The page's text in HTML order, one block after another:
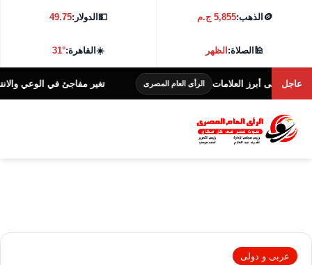
🪙 الذهب:5,855 ج.م 💵الدولار:49.75
🕌الصلاة:الظهر ☀️القاهرة:31°
عاجل
أبرز العلامات الرأى العام المصرى تغير مفاجئ في الوعي والانتباه..
عربى و دولى